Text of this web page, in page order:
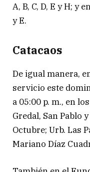
A, B, C, D, E y H; y
y E.
Catacaos
De igual manera,
servicio este
a 05:00 p. m., en
Gredal, San Pablo
Octubre; Urb. Las
Mariano Díaz